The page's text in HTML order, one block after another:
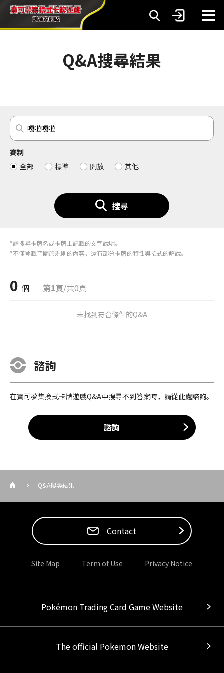
Q&A搜尋結果
賽制
全部
標準 開放 其他
搜尋
*請搜尋卡牌名或卡牌上記載的文字說明。
*不僅登載了關於規則的內容，還有部分卡牌的特性與招式的解說。
0 個 第1頁/共0頁
未找到符合條件的Q&A
諮詢
在寶可夢集換式卡牌遊戲Q&A中搜尋不到答案時，請從此處諮詢。
諮詢
Q&A搜尋結果
Contact
Site Map Term of Use Privacy Notice
Pokémon Trading Card Game Website
The official Pokemon Website